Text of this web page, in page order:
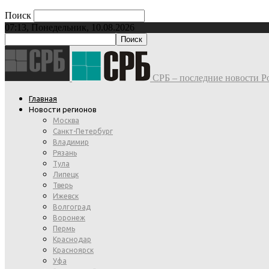
Поиск
07:13, Понедельник, 10.08.2026
СРБ – последние новости
Главная
Новости регионов
Москва
Санкт-Петербург
Владимир
Рязань
Тула
Липецк
Тверь
Ижевск
Волгоград
Воронеж
Пермь
Краснодар
Красноярск
Уфа